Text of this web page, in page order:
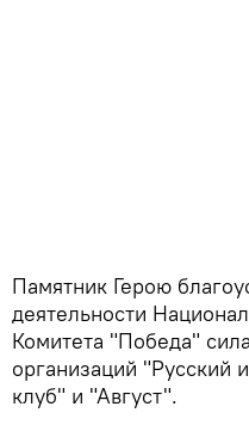
Памятник Герою
деятельности
Комитета "Победа"
организаций "Русский
клуб" и "Август".